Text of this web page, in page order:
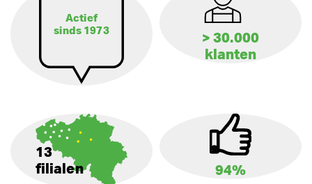
Actief
sinds 1973
> 30.000
klanten
13
filialen
94%